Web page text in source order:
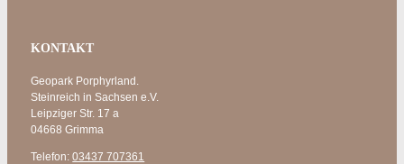
KONTAKT
Geopark Porphyrland.
Steinreich in Sachsen e.V.
Leipziger Str. 17 a
04668 Grimma
Telefon:03437 707361